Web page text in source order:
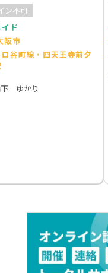
ン不可
ド
阪市
谷町線・四天王寺前夕
ゆかり